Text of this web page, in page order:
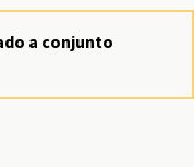
a conjunto